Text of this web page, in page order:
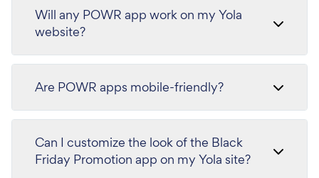
Will any POWR app work on my Yola
website?
Are POWR apps mobile-friendly?
Can I customize the look of the Black
Friday Promotion app on my Yola site?